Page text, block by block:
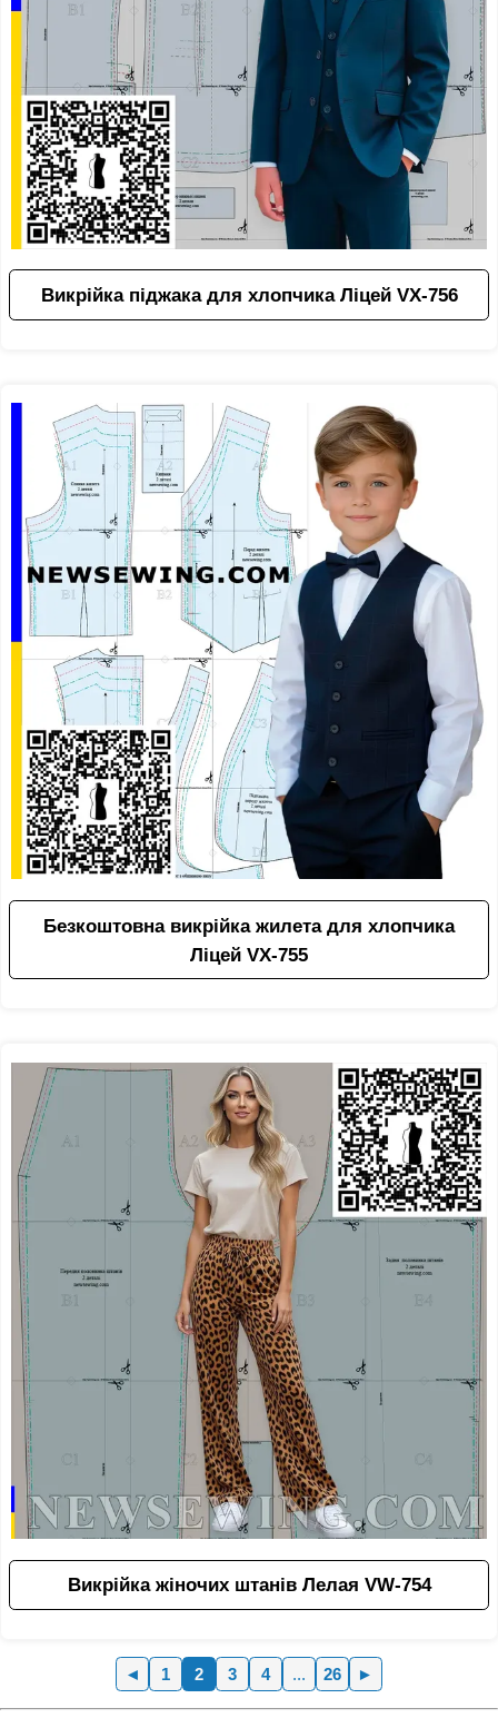
Викрійка піджака для хлопчика Ліцей VX-756
Безкоштовна викрійка жилета для хлопчика
Ліцей VX-755
Викрійка жіночих штанів Лелая VW-754
◄ 1 2 3 4 ... 26 ►